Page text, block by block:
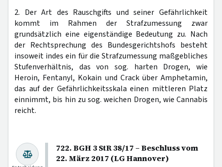
2. Der Art des Rauschgifts und seiner Gefährlichkeit
kommt im Rahmen der Strafzumessung zwar
grundsätzlich eine eigenständige Bedeutung zu. Nach
der Rechtsprechung des Bundesgerichtshofs besteht
insoweit indes ein für die Strafzumessung maßgebliches
Stufenverhältnis, das von sog. harten Drogen, wie
Heroin, Fentanyl, Kokain und Crack über Amphetamin,
das auf der Gefährlichkeitsskala einen mittleren Platz
einnimmt, bis hin zu sog. weichen Drogen, wie Cannabis
reicht.
722. BGH 3 StR 38/17 – Beschluss vom
22. März 2017 (LG Hannover)